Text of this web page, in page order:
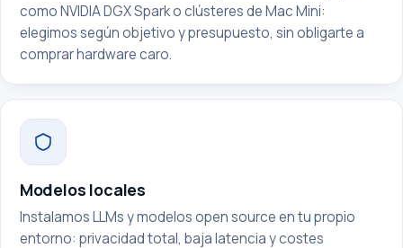
como NVIDIA DGX Spark o clústeres de Mac Mini:
elegimos según objetivo y presupuesto, sin obligarte a
comprar hardware caro.
Modelos locales
Instalamos LLMs y modelos open source en tu propio
entorno: privacidad total, baja latencia y costes